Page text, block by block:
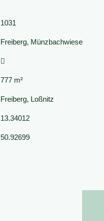
1031
Freiberg, Münzbachwiese
777 m²
Freiberg, Loßnitz
13.34012
50.92699